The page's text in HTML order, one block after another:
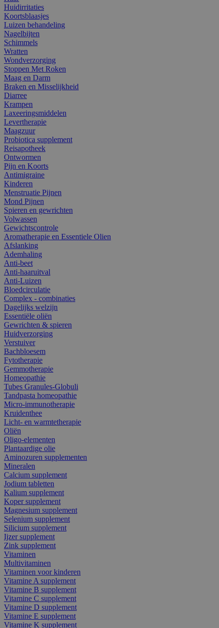
Huidirritaties
Koortsblaasjes
Luizen behandeling
Nagelbijten
Schimmels
Wratten
Wondverzorging
Stoppen Met Roken
Maag en Darm
Braken en Misselijkheid
Diarree
Krampen
Laxeeringsmiddelen
Levertherapie
Maagzuur
Probiotica supplement
Reisapotheek
Ontwormen
Pijn en Koorts
Antimigraine
Kinderen
Menstruatie Pijnen
Mond Pijnen
Spieren en gewrichten
Volwassen
Gewichtscontrole
Aromatherapie en Essentiele Olien
Afslanking
Ademhaling
Anti-beet
Anti-haaruitval
Anti-Luizen
Bloedcirculatie
Complex - combinaties
Dagelijks welzijn
Essentiële oliën
Gewrichten & spieren
Huidverzorging
Verstuiver
Bachbloesem
Fytotherapie
Gemmotherapie
Homeopathie
Tubes Granules-Globuli
Tandpasta homeopathie
Micro-immunotherapie
Kruidenthee
Licht- en warmtetherapie
Oliën
Oligo-elementen
Plantaardige olie
Aminozuren supplementen
Mineralen
Calcium supplement
Jodium tabletten
Kalium supplement
Koper supplement
Magnesium supplement
Selenium supplement
Silicium supplement
Ijzer supplement
Zink supplement
Vitaminen
Multivitaminen
Vitaminen voor kinderen
Vitamine A supplement
Vitamine B supplement
Vitamine C supplement
Vitamine D supplement
Vitamine E supplement
Vitamine K supplement